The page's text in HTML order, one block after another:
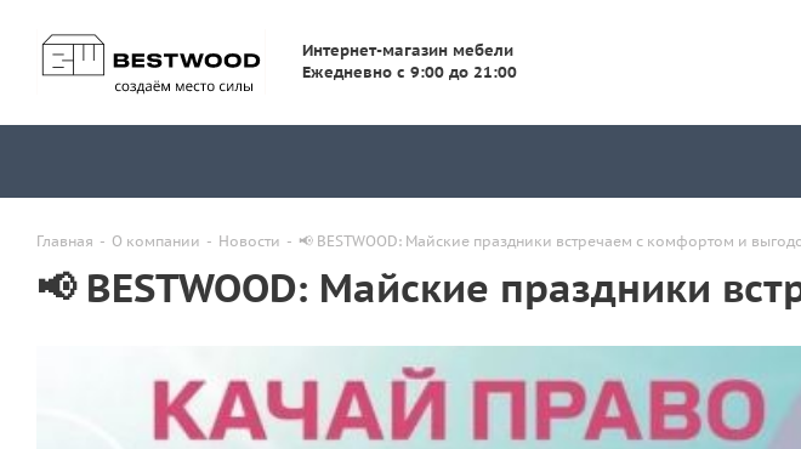
Интернет-магазин мебели
Ежедневно с 9:00 до 21:00
Главная - О компании - Новости - 📢 BESTWOOD: Майские праздники встречаем с комфортом и
📢 BESTWOOD: Майские праздники